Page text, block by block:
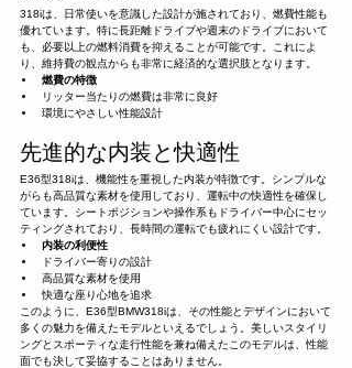
318iは、日常使いを意識した設計が施されており、燃費性能も
優れています。特に長距離ドライブや週末のドライブにおいて
も、必要以上の燃料消費を抑えることが可能です。これによ
り、維持費の観点からも非常に経済的な選択肢となります。
燃費の特徴
リッター当たりの燃費は非常に良好
環境にやさしい性能設計
先進的な内装と快適性
E36型318iは、機能性を重視した内装が特徴です。シンプルな
がらも高品質な素材を使用しており、運転中の快適性を確保し
ています。シートポジションや操作系もドライバー中心にセッ
ティングされており、長時間の運転でも疲れにくい設計です。
内装の利便性
ドライバー寄りの設計
高品質な素材を使用
快適な座り心地を追求
このように、E36型BMW318iは、その性能とデザインにおいて
多くの魅力を備えたモデルといえるでしょう。美しいスタイリ
ングとスポーティな走行性能を兼ね備えたこのモデルは、性能
面でも決して妥協することはありません。